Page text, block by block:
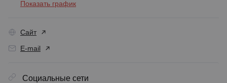
Показать график
Сайт
E-mail
Социальные сети